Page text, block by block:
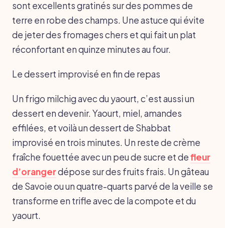
sont excellents gratinés sur des pommes de
terre en robe des champs. Une astuce qui évite
de jeter des fromages chers et qui fait un plat
réconfortant en quinze minutes au four.
Le dessert improvisé en fin de repas
Un frigo milchig avec du yaourt, c’est aussi un
dessert en devenir. Yaourt, miel, amandes
effilées, et voilà un dessert de Shabbat
improvisé en trois minutes. Un reste de crème
fraîche fouettée avec un peu de sucre et defleur
d’orangerdépose sur des fruits frais. Un gâteau
de Savoie ou un quatre-quarts parvé de la veille se
transforme en trifle avec de la compote et du
yaourt.